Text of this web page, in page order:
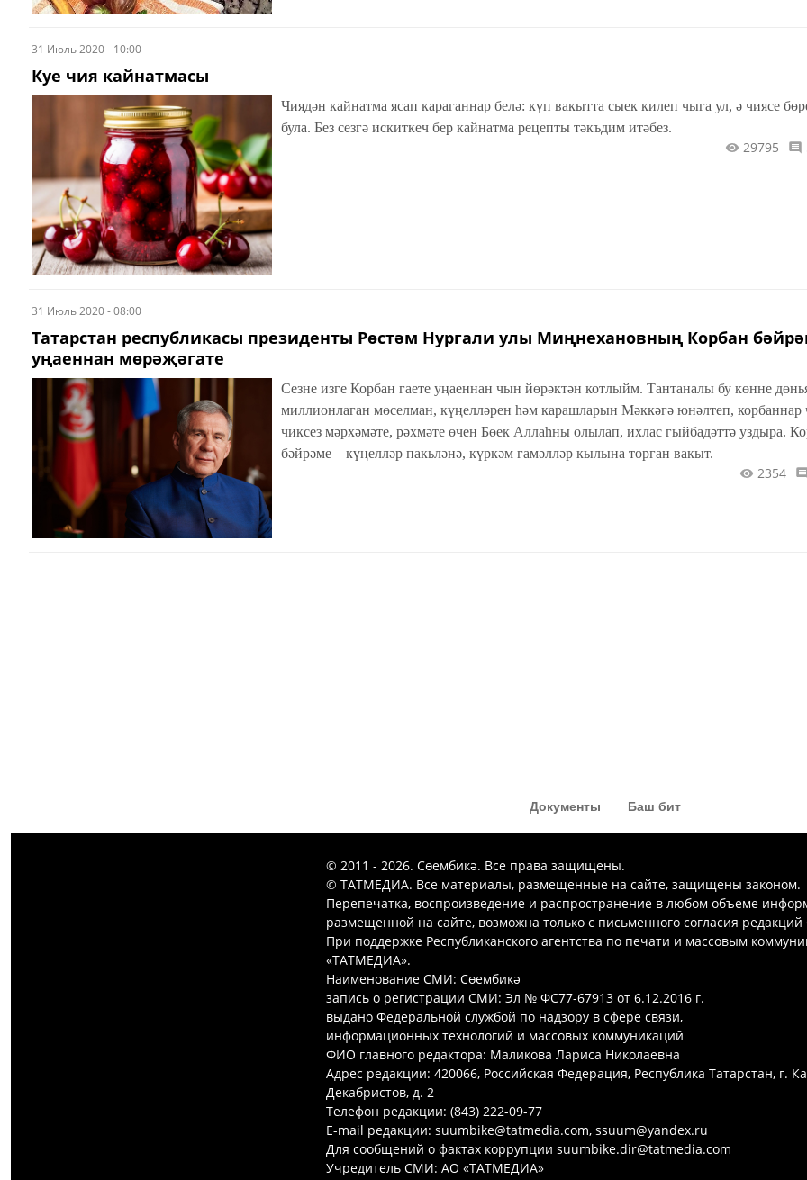
31 Июль 2020 - 10:00
Куе чия кайнатмасы
Чиядән кайнатма ясап караганнар белә: күп вакытта сыек килеп чыга ул, ә чиясе
була. Без сезгә искиткеч бер кайнатма рецепты тәкъдим итәбез.
29795
31 Июль 2020 - 08:00
Татарстан республикасы президенты Рөстәм Нургали улы Миңнехановның Корбан
уңаеннан мөрәҗәгате
Сезне изге Корбан гаете уңаеннан чын йөрәктән котлыйм. Тантаналы бу көнне
миллионлаган мөселман, күңелләрен һәм карашларын Мәккәгә юнәлтеп, корбаннар
чиксез мәрхәмәте, рәхмәте өчен Бөек Аллаһны олылап, ихлас гыйбадәттә уздыра.
бәйрәме – күңелләр пакьләнә, күркәм гамәлләр кылына торган вакыт.
2354
Документы Баш бит
© 2011 - 2026. Сөембикә. Все права защищены.
© ТАТМЕДИА. Все материалы, размещенные на сайте, защищены законом.
Перепечатка, воспроизведение и распространение в любом объеме
размещенной на сайте, возможна только с письменного согласия
При поддержке Республиканского агентства по печати и массовым
«ТАТМЕДИА».
Наименование СМИ: Сөембикә
запись о регистрации СМИ: Эл № ФС77-67913 от 6.12.2016 г.
выдано Федеральной службой по надзору в сфере связи,
информационных технологий и массовых коммуникаций
ФИО главного редактора: Маликова Лариса Николаевна
Адрес редакции: 420066, Российская Федерация, Республика Татарстан, г.
Декабристов, д. 2
Телефон редакции: (843) 222-09-77
E-mail редакции: suumbike@tatmedia.com, ssuum@yandex.ru
Для сообщений о фактах коррупции suumbike.dir@tatmedia.com
Учредитель СМИ: АО «ТАТМЕДИА»